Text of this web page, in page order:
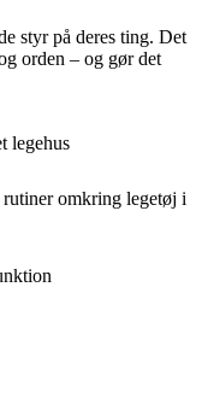
styr på deres ting. Det
orden – og gør det
legehus
omkring legetøj i